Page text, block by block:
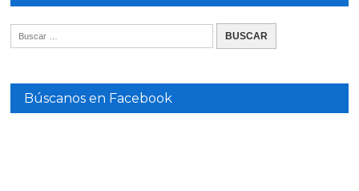
Búscanos en Facebook